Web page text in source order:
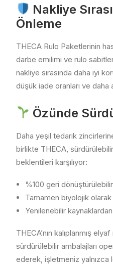
Nakliye
Önleme
THECA Rulo Paketlerinin
darbe emilimi ve rulo
nakliye sırasında daha iyi
düşük iade oranları ve daha
Özünde
Daha yeşil tedarik
birlikte THECA,
beklentileri karşılıyor:
%100 geri dönüştürülebilir
Tamamen biyolojik
Yenilenebilir
THECA’nın kalıplanmış
sürdürülebilir ambalajları
ederek, işletmeniz yalnızca